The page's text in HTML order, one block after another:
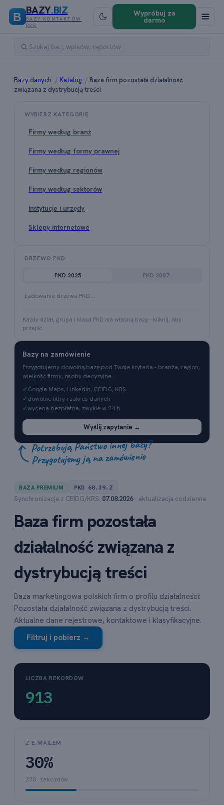
B
BAZY.BIZ
BAZY KONTAKTÓW
B2B
Wypróbuj za
darmo
Bazy danych / Katalog / Baza firm pozostała działalność
związana z dystrybucją treści
WYBIERZ KATEGORIĘ
Firmy według branż
Firmy według formy prawnej
Firmy według regionów
Firmy według sektorów
Instytucje i urzędy
Sklepy internetowe
DRZEWO PKD
PKD 2025 PKD 2007
Ładowanie drzewa PKD…
Każdy dział, grupa i klasa PKD ma własną bazę - kliknij, aby
przejść.
Bazy na zamówienie
Przygotujemy dowolną bazę pod Twoje kryteria - branża, region,
wielkość firmy, osoby decyzyjne.
✓Google Maps, LinkedIn, CEIDG, KRS
✓dowolne filtry i zakres danych
✓wycena bezpłatna, zwykle w 24 h
Wyślij zapytanie →
Potrzebują Państwo innej bazy?
Przygotujemy ją na zamówienie
BAZA PREMIUM PKD 60.39.Z
Synchronizacja z CEIDG/KRS: 07.08.2026· aktualizacja codzienna
Baza firm pozostała
działalność związana z
dystrybucją treści
Baza marketingowa polskich firm o profilu działalności:
Pozostała działalność związana z dystrybucją treści.
Aktualne dane rejestrowe, kontaktowe i klasyfikacyjne.
Filtruj i pobierz →
LICZBA REKORDÓW
913
Z E-MAILEM
30%
270 rekordów